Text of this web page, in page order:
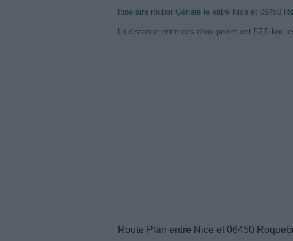
Itinéraire routier Généré le entre Nice et 06450
La distance entre ces deux points est 57,5 km,
Route Plan entre Nice et 06450Notre système